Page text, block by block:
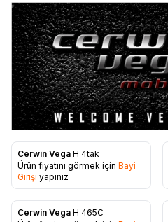
Favorilere Ekle
Cerwin Vega H 4tak
Ürün fiyatını görmek için Bayi
Girişi yapınız
Cerwin Vega H 465C